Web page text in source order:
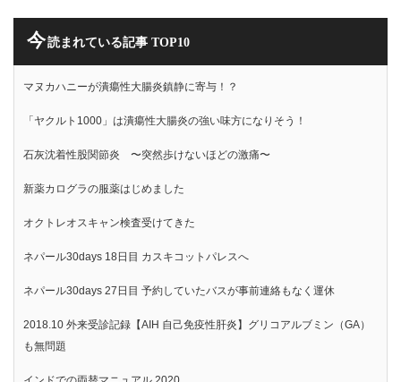
今読まれている記事 TOP10
マヌカハニーが潰瘍性大腸炎鎮静に寄与！？
「ヤクルト1000」は潰瘍性大腸炎の強い味方になりそう！
石灰沈着性股関節炎 〜突然歩けないほどの激痛〜
新薬カログラの服薬はじめました
オクトレオスキャン検査受けてきた
ネパール30days 18日目 カスキコットパレスへ
ネパール30days 27日目 予約していたバスが事前連絡もなく運休
2018.10 外来受診記録【AIH 自己免疫性肝炎】グリコアルブミン（GA）
も無問題